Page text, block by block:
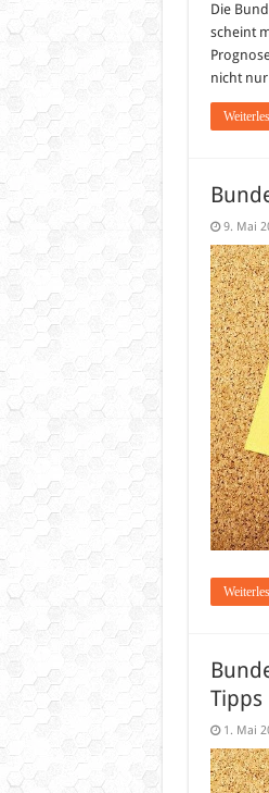
Die
scheint
nicht
9. Mai
Tipps
1. Mai